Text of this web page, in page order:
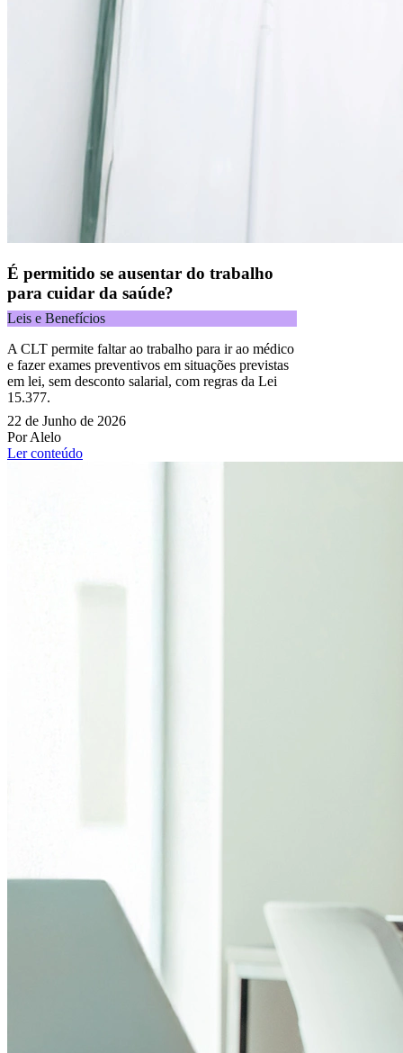
É permitido se ausentar do trabalho
para cuidar da saúde?
Leis e Benefícios
A CLT permite faltar ao trabalho para ir ao médico
e fazer exames preventivos em situações previstas
em lei, sem desconto salarial, com regras da Lei
15.377.
22 de Junho de 2026
Por Alelo
Ler conteúdo